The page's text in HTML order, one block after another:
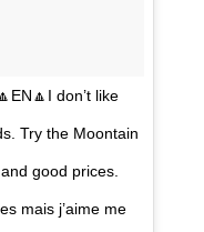
don’t like
Try the Moontain
good prices.
mais j’aime me